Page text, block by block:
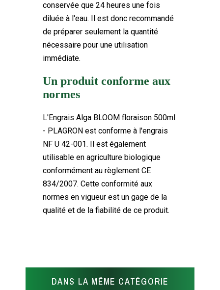
conservée que 24 heures une fois
diluée à l'eau. Il est donc recommandé
de préparer seulement la quantité
nécessaire pour une utilisation
immédiate.
Un produit conforme aux
normes
L'Engrais Alga BLOOM floraison 500ml
- PLAGRON est conforme à l'engrais
NF U 42-001. Il est également
utilisable en agriculture biologique
conformément au règlement CE
834/2007. Cette conformité aux
normes en vigueur est un gage de la
qualité et de la fiabilité de ce produit.
DANS LA MÊME CATÉGORIE